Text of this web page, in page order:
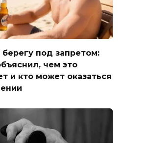
берегу под запретом:
чем это
и кто может оказаться